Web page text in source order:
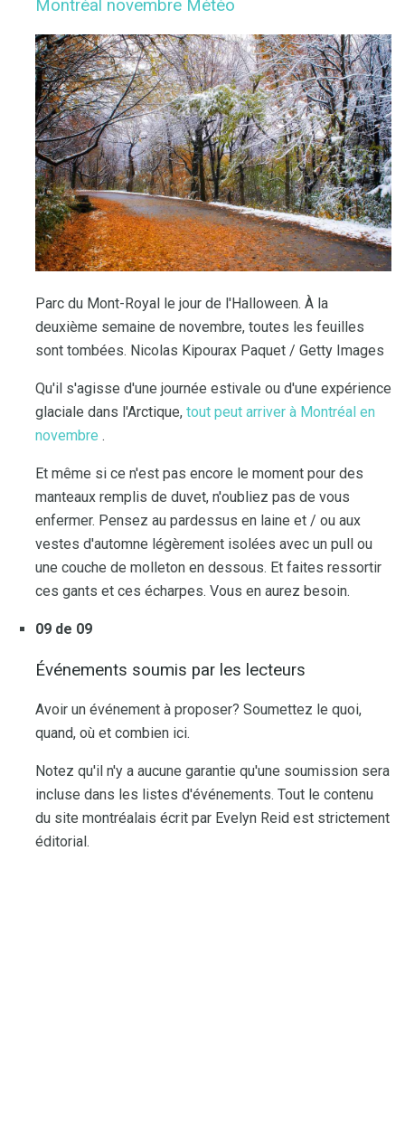
Montréal novembre Météo
Parc du Mont-Royal le jour de l'Halloween. À la
deuxième semaine de novembre, toutes les feuilles
sont tombées. Nicolas Kipourax Paquet / Getty Images
Qu'il s'agisse d'une journée estivale ou d'une expérience
glaciale dans l'Arctique, tout peut arriver à Montréal en
novembre .
Et même si ce n'est pas encore le moment pour des
manteaux remplis de duvet, n'oubliez pas de vous
enfermer. Pensez au pardessus en laine et / ou aux
vestes d'automne légèrement isolées avec un pull ou
une couche de molleton en dessous. Et faites ressortir
ces gants et ces écharpes. Vous en aurez besoin.
09 de 09
Événements soumis par les lecteurs
Avoir un événement à proposer? Soumettez le quoi,
quand, où et combien ici.
Notez qu'il n'y a aucune garantie qu'une soumission sera
incluse dans les listes d'événements. Tout le contenu
du site montréalais écrit par Evelyn Reid est strictement
éditorial.